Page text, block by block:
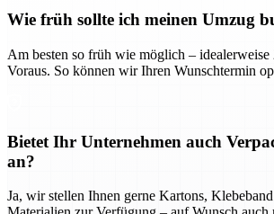
Wie früh sollte ich meinen Umzug
Am besten so früh wie möglich –
Voraus. So können wir Ihren Wunschtermin
Bietet Ihr Unternehmen auch
an?
Ja, wir stellen Ihnen gerne Kartons,